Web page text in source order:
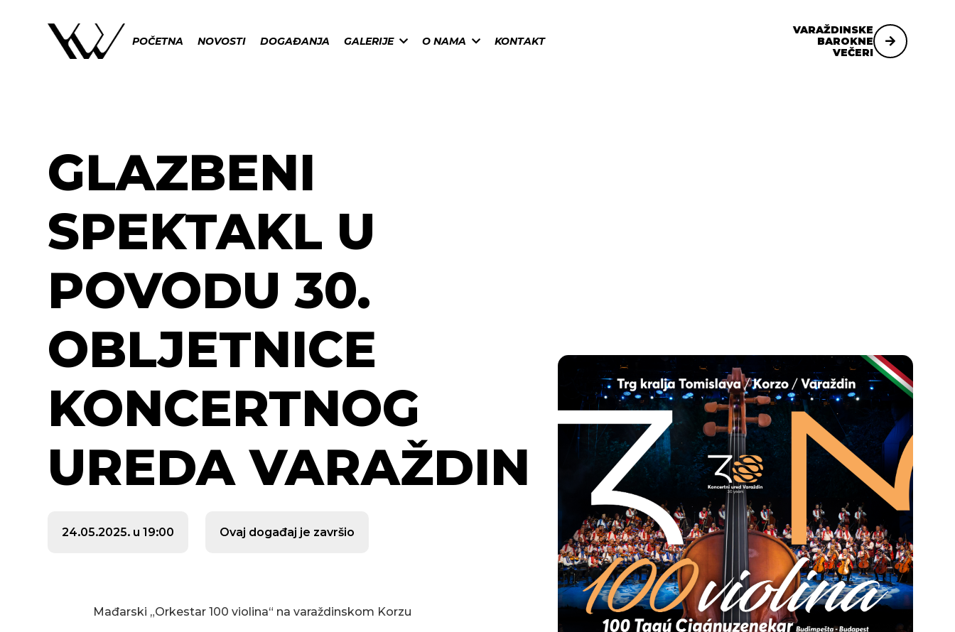
POČETNA NOVOSTI DOGAĐANJA GALERIJE O NAMA KONTAKT
VARAŽDINSKE
BAROKNE
VEČERI
GLAZBENI
SPEKTAKL U
POVODU 30.
OBLJETNICE
KONCERTNOG
UREDA VARAŽDIN
24.05.2025. u 19:00 Ovaj događaj je završio
Mađarski „Orkestar 100 violina“ na varaždinskom Korzu